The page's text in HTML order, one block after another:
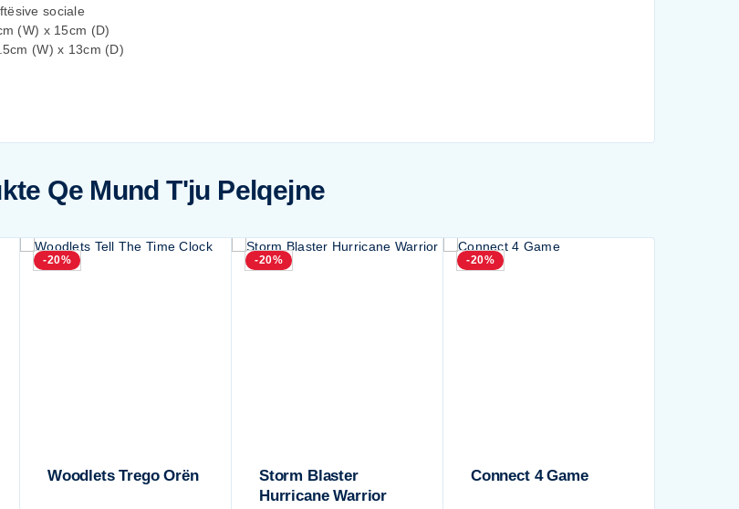
sociale
(W) x 15cm (D)
(W) x 13cm (D)
Qe Mund T'ju Pelqejne
-20%
Woodlets Trego Orën
-20%
Storm Blaster
Hurricane Warrior
-20%
Connect 4 Game